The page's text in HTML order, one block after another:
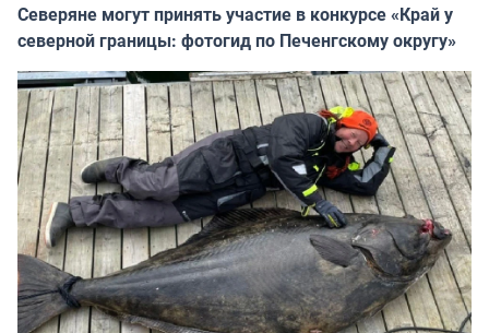
Северяне могут принять участие в конкурсе «Край у
северной границы: фотогид по Печенгскому округу»